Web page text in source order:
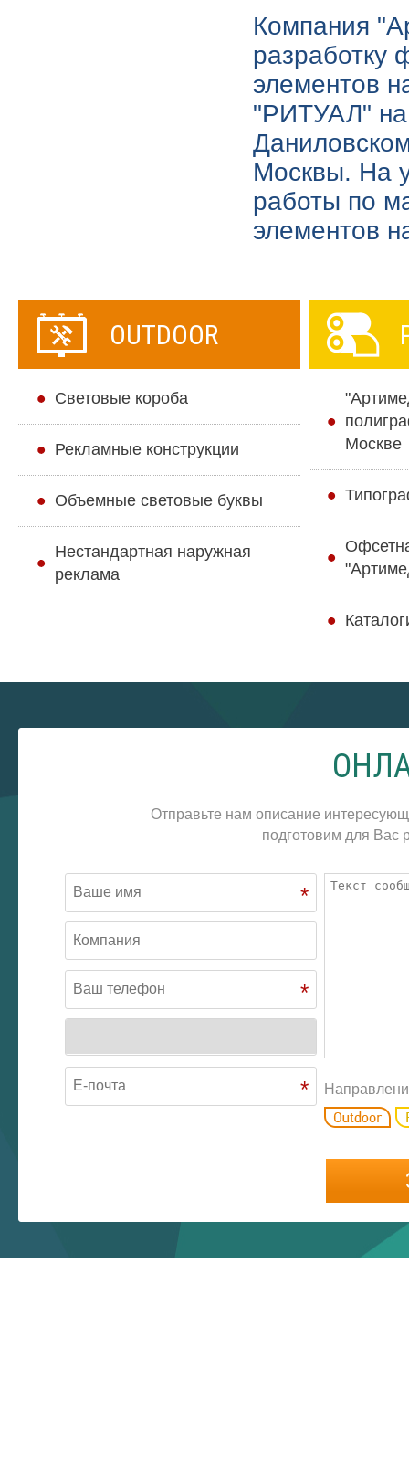
Компания
разработку
элементов
"РИТУАЛ"
Москвы. На
работы по
элементов
OUTDOOR
Cветовые короба
Рекламные конструкции
Объемные световые буквы
Нестандартная наружная
реклама
Москве
Отправьте нам описание
подготовим для Вас
*
*
*